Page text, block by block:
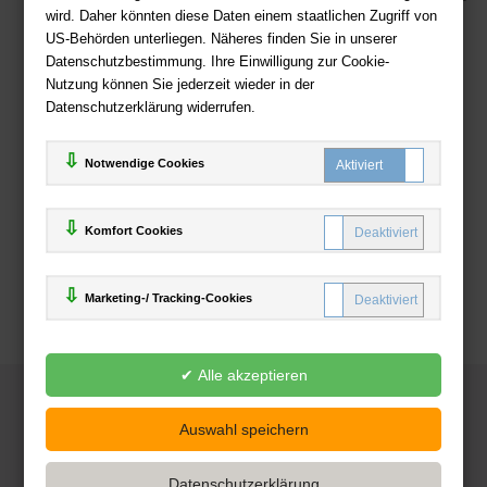
wird. Daher könnten diese Daten einem staatlichen Zugriff von
US-Behörden unterliegen. Näheres finden Sie in unserer
Datenschutzbestimmung. Ihre Einwilligung zur Cookie-
Nutzung können Sie jederzeit wieder in der
Datenschutzerklärung widerrufen.
Notwendige Cookies
Komfort Cookies
Marketing-/ Tracking-Cookies
Zahlweisen
Deutsche-Buchhandlung.de
www.deutsche-buchhandlung.de ist ein Angebot der
Handelsgesellschaft mbH
Powered by Inooga